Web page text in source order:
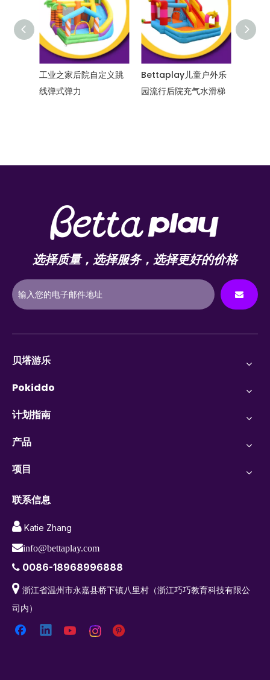
工业之家后院自定义跳
线弹式弹力
Bettaplay儿童户外乐
园流行后院充气水滑梯
充气跳跃保
派对租赁
选择质量，选择服务，选择更好的价格
贝塔游乐
Pokiddo
计划指南
产品
项目
联系信息
 Katie Zhang
info@bettaplay.com
 0086-18968996888
 浙江省温州市永嘉县桥下镇八里村（浙江巧巧教育科技有限公
司内）